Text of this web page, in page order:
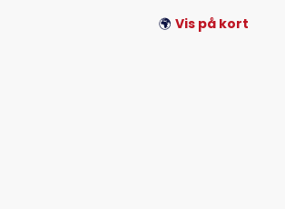
🌍 Vis på kort